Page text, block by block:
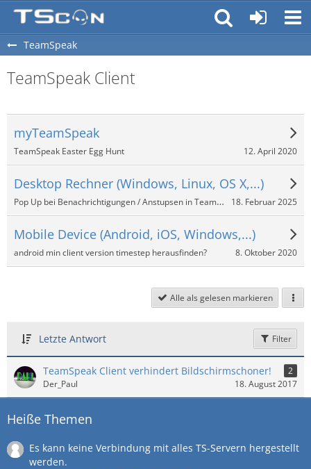
TeamSpeak
TeamSpeak Client
myTeamSpeak
TeamSpeak Easter Egg Hunt 12. April 2020
Desktop Rechner (Windows, Linux, OS X,...)
Pop Up bei Benachrichtigungen / Anstupsen in TeamSpeak 3? 18. Februar 2025
Mobile Device (Android, iOS, Windows,...)
android min client version timestep herausfinden? 8. Oktober 2020
Alle als gelesen markieren
Letzte Antwort Filter
TeamSpeak Client verhindert Bildschirmschoner!
2
Der_Paul
18. August 2017
Heiße Themen
Es kann keine Verbindung mit alles TS-Servern hergestellt
werden.